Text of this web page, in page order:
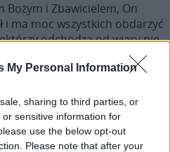
My Personal Information
sharing to third parties, or
sensitive information for
use the below opt-out
Please note that after your
Bożym i Zbawicielem, On
i ma moc wszystkich obdarzyć
odchodzą od wiary nie
Żyjemy w czasach,
pogubić i narazić nawet na
przez Centrum
na niedzielę 25 sierpnia.